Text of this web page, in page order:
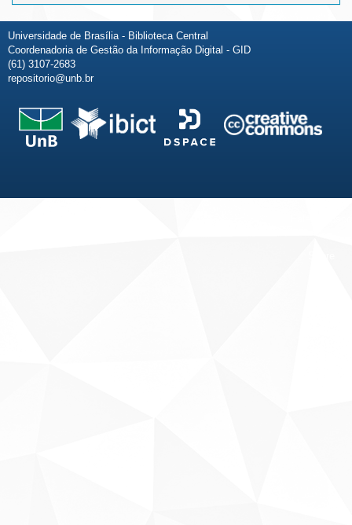
Universidade de Brasília - Biblioteca Central
Coordenadoria de Gestão da Informação Digital - GID
(61) 3107-2683
repositorio@unb.br